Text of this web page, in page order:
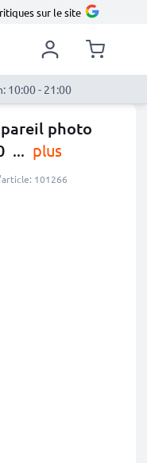
sur le site
10:00 - 21:00
photo
... plus
101266